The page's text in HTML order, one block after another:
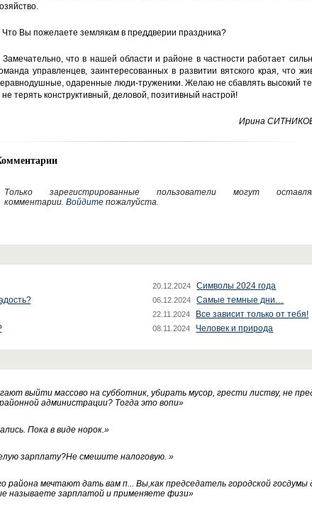
Что Вы пожелаете землякам в преддверии праздника?
Замечательно, что в нашей области и районе в частности работает
управленцев, заинтересованных в развитии вятского края, что
одаренные люди-труженики. Желаю не сбавлять высокий
не терять конструктивный, деловой, позитивный настрой!
Ирина
Только зарегистрированные пользователи могут
комментарии. Войдитепожалуйста.
20.12.2024 Символы 2024 года
06.12.2024 Самые темные дни…
22.11.2024 Все зависит только от тебя!
08.11.2024 Человек и природа
выйти массово на субботник, убирать мусор, грести листву, не
администрации? Тогда это вопи»
Пока в виде норок.»
зарплату?Не смешите налоговую. »
района мечтают дать вам п... Вы,как председатель городской
называете зарплатой и применяете физи»